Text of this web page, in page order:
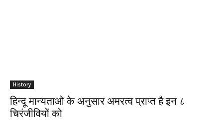
History
हिन्दू मान्यताओ के अनुसार अमरत्व प्राप्त है इन ८
चिरंजीवियों को